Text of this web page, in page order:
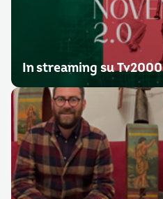
In streaming su Tv2000